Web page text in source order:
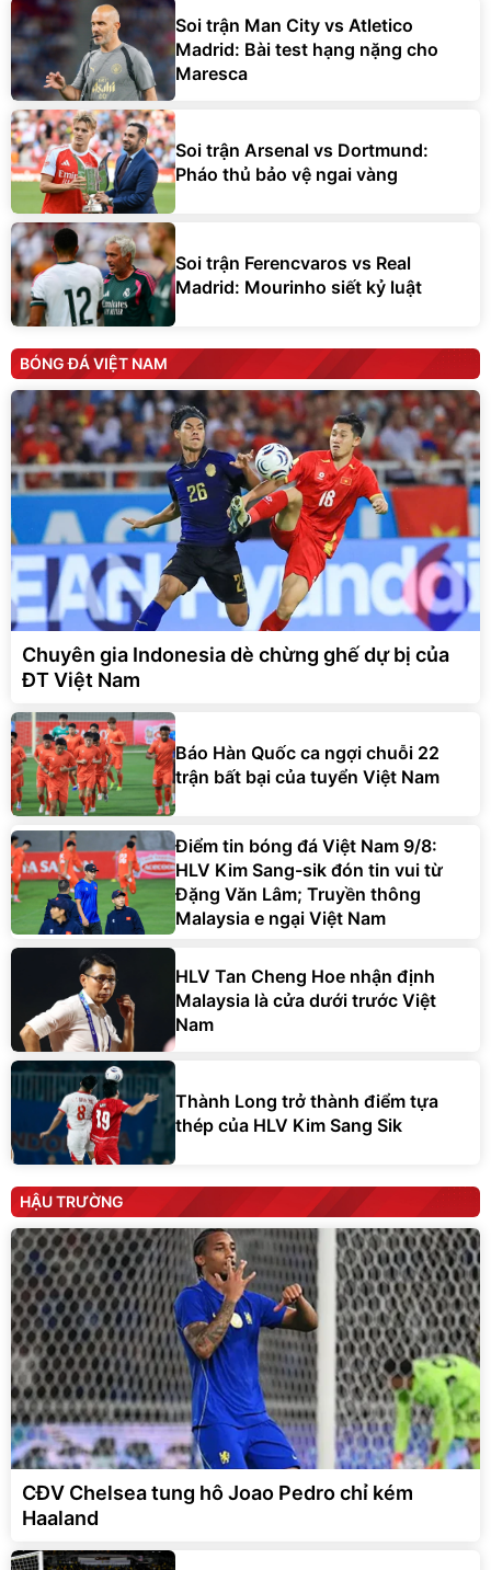
Soi trận Man City vs Atletico
Madrid: Bài test hạng nặng cho
Maresca
Soi trận Arsenal vs Dortmund:
Pháo thủ bảo vệ ngai vàng
Soi trận Ferencvaros vs Real
Madrid: Mourinho siết kỷ luật
BÓNG ĐÁ VIỆT NAM
Chuyên gia Indonesia dè chừng ghế dự bị của
ĐT Việt Nam
Báo Hàn Quốc ca ngợi chuỗi 22
trận bất bại của tuyển Việt Nam
Điểm tin bóng đá Việt Nam 9/8:
HLV Kim Sang-sik đón tin vui từ
Đặng Văn Lâm; Truyền thông
Malaysia e ngại Việt Nam
HLV Tan Cheng Hoe nhận định
Malaysia là cửa dưới trước Việt
Nam
Thành Long trở thành điểm tựa
thép của HLV Kim Sang Sik
HẬU TRƯỜNG
CĐV Chelsea tung hô Joao Pedro chỉ kém
Haaland